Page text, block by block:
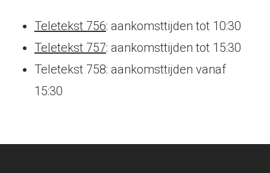
Teletekst 756: aankomsttijden tot 10:30
Teletekst 757: aankomsttijden tot 15:30
Teletekst 758: aankomsttijden vanaf
15:30